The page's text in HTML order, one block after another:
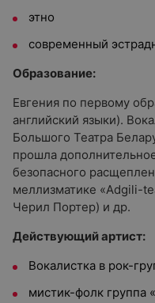
этно
современный
Образование:
Евгения по первому
английский языки).
Большого Театра
прошла
безопасного
меллизматике «Adgili-
Черил Портер) и др.
Действующий артист:
Вокалистка в рок-
мистик-фолк группа